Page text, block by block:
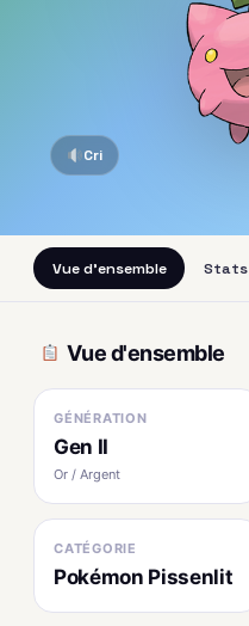
Cri
Vue d'ensemble Stats
Vue d'ensemble
GÉNÉRATION
Gen II
Or / Argent
CATÉGORIE
Pokémon Pissenlit